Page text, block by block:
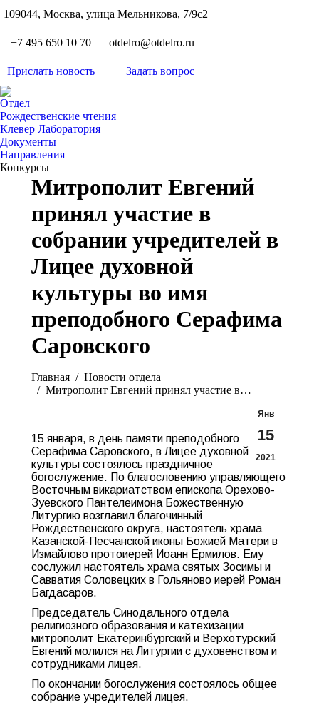
109044, Москва, улица Мельникова, 7/9с2
+7 495 650 10 70 otdelro@otdelro.ru
Прислать новость Задать вопрос
Отдел
Рождественские чтения
Клевер Лаборатория
Документы
Направления
Конкурсы
Митрополит Евгений
принял участие в
собрании учредителей в
Лицее духовной
культуры во имя
преподобного Серафима
Саровского
Главная
Новости отдела
Митрополит Евгений принял участие в…
Янв
15
2021
15 января, в день памяти преподобного
Серафима Саровского, в Лицее духовной
культуры состоялось праздничное
богослужение. По благословению управляющего
Восточным викариатством епископа Орехово-
Зуевского Пантелеимона Божественную
Литургию возглавил благочинный
Рождественского округа, настоятель храма
Казанской-Песчанской иконы Божией Матери в
Измайлово протоиерей Иоанн Ермилов. Ему
сослужил настоятель храма святых Зосимы и
Савватия Соловецких в Гольяново иерей Роман
Багдасаров.
Председатель Синодального отдела
религиозного образования и катехизации
митрополит Екатеринбургский и Верхотурский
Евгений молился на Литургии с духовенством и
сотрудниками лицея.
По окончании богослужения состоялось общее
собрание учредителей лицея.